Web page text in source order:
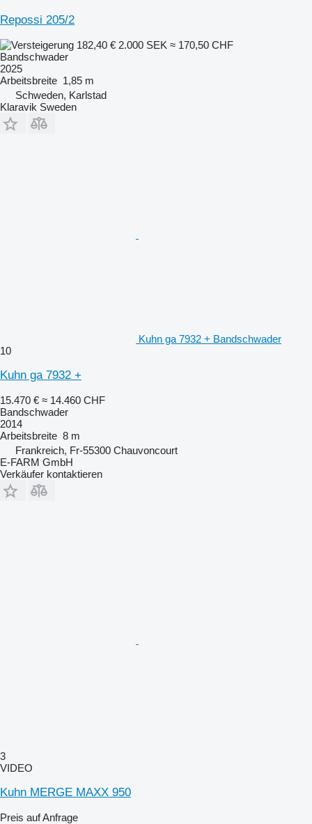
Repossi 205/2
182,40 € 2.000 SEK ≈ 170,50 CHF
Bandschwader
2025
Arbeitsbreite 1,85 m
Schweden, Karlstad
Klaravik Sweden
Kuhn ga 7932 + Bandschwader
10
Kuhn ga 7932 +
15.470 € ≈ 14.460 CHF
Bandschwader
2014
Arbeitsbreite 8 m
Frankreich, Fr-55300 Chauvoncourt
E-FARM GmbH
Verkäufer kontaktieren
3
VIDEO
Kuhn MERGE MAXX 950
Preis auf Anfrage